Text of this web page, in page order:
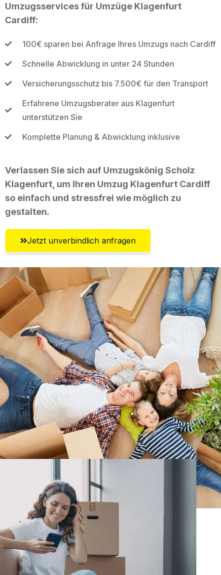
Umzugsservices für Umzüge Klagenfurt
Cardiff:
100€ sparen bei Anfrage Ihres Umzugs nach Cardiff
Schnelle Abwicklung in unter 24 Stunden
Versicherungsschutz bis 7.500€ für den Transport
Erfahrene Umzugsberater aus Klagenfurt
unterstützen Sie
Komplette Planung & Abwicklung inklusive
Verlassen Sie sich auf Umzugskönig Scholz
Klagenfurt, um Ihren Umzug Klagenfurt Cardiff
so einfach und stressfrei wie möglich zu
gestalten.
Jetzt unverbindlich anfragen